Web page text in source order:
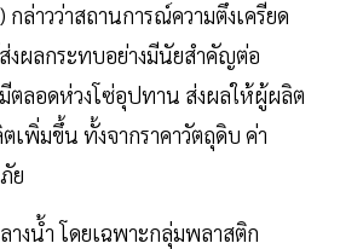
ล่าวว่าสถานการณ์ความตึงเครียด
งผลกระทบอย่างมีนัยสำคัญต่อ
ตลอดห่วงโซ่อุปทาน ส่งผลให้ผู้ผลิต
พิ่มขึ้น ทั้งจากราคาวัตถุดิบ ค่า
ย
งน้ำ โดยเฉพาะกลุ่มพลาสติก